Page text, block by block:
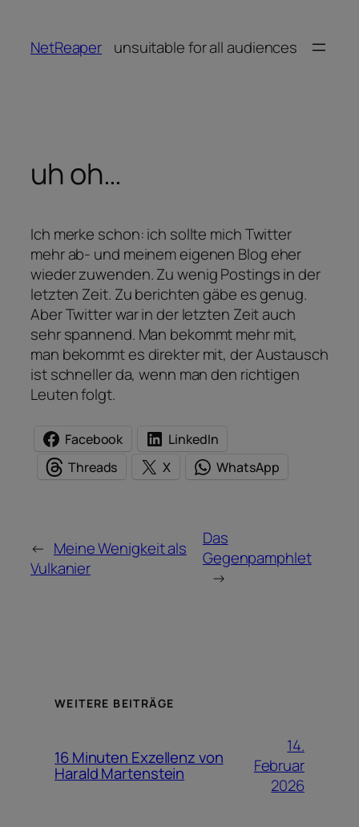
springen
NetReaper unsuitable for all audiences
uh oh…
Ich merke schon: ich sollte mich Twitter
mehr ab- und meinem eigenen Blog eher
wieder zuwenden. Zu wenig Postings in der
letzten Zeit. Zu berichten gäbe es genug.
Aber Twitter war in der letzten Zeit auch
sehr spannend. Man bekommt mehr mit,
man bekommt es direkter mit, der Austausch
ist schneller da, wenn man den richtigen
Leuten folgt.
Facebook
LinkedIn
Threads
X WhatsApp
← Meine Wenigkeit als
Vulkanier
Das
Gegenpamphlet
→
WEITERE BEITRÄGE
16 Minuten Exzellenz von
Harald Martenstein
14.
Februar
2026